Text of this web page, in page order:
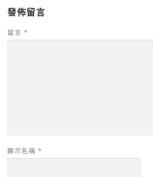
發佈留言
留言 *
顯示名稱 *